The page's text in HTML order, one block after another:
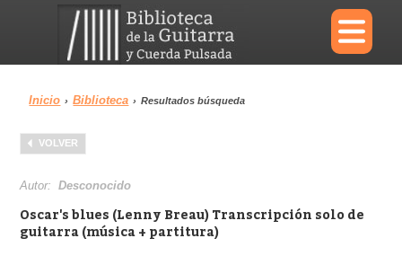
×
Menu
Biblioteca
Inicio › Biblioteca › Resultados búsqueda
VOLVER
Autor:Desconocido
Oscar's blues (Lenny Breau) Transcripción solo de
guitarra (música + partitura)